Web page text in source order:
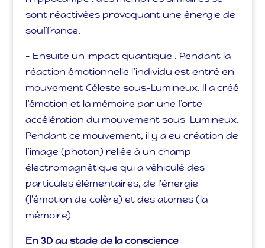
sont réactivées provoquant une énergie de
souffrance.
– Ensuite un impact quantique : Pendant la
réaction émotionnelle l’individu est entré en
mouvement Céleste sous-Lumineux. Il a créé
l’émotion et la mémoire par une forte
accélération du mouvement sous-Lumineux.
Pendant ce mouvement, il y a eu création de
l’image (photon) reliée à un champ
électromagnétique qui a véhiculé des
particules élémentaires, de l’énergie
(l’émotion de colère) et des atomes (la
mémoire).
En 3D au stade de la conscience